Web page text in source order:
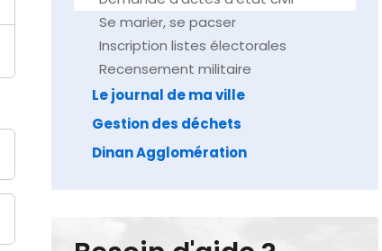
Se marier, se pacser
Inscription listes électorales
Recensement militaire
Le journal de ma ville
Gestion des déchets
Dinan Agglomération